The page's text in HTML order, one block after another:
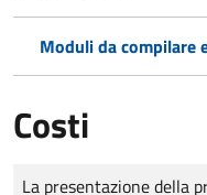
Moduli da compilare
Costi
Tipo di pagamento
Importo
La presentazione della